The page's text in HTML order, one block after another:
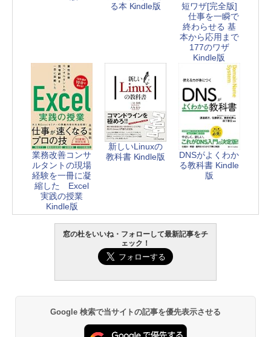
る本 Kindle版
短ワザ[完全版]
仕事を一瞬で
終わらせる 基
本から応用まで
177のワザ
Kindle版
業務改善コンサ
ルタントの現場
経験を一冊に凝
縮した Excel
実践の授業
Kindle版
新しいLinuxの
教科書 Kindle版
DNSがよくわか
る教科書 Kindle
版
窓の杜をいいね・フォローして最新記事をチ
ェック！
Google 検索で当サイトの記事を優先表示させる